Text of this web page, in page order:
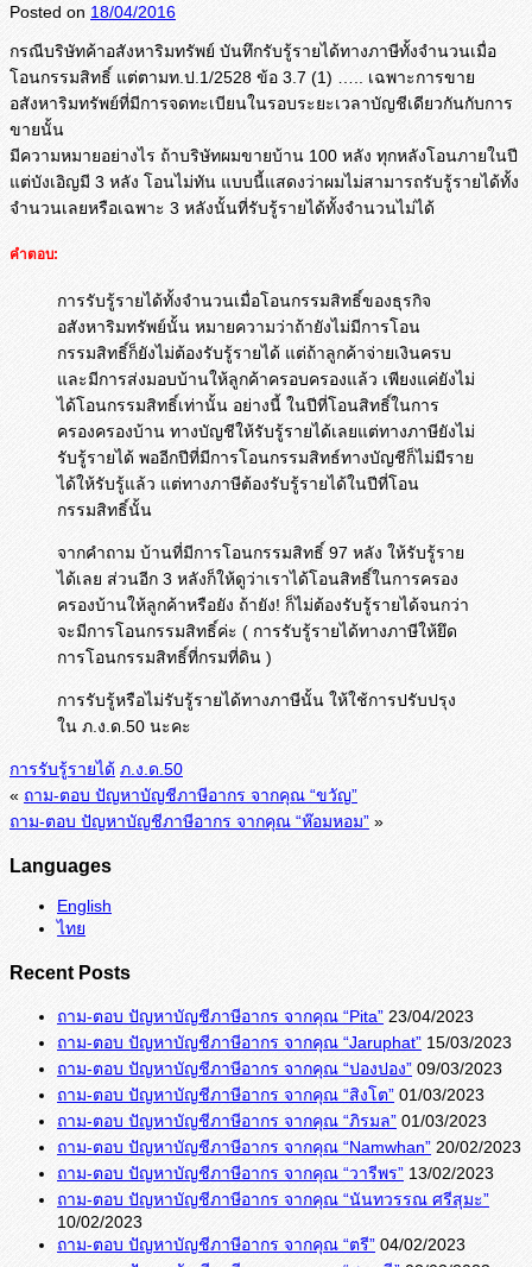
Posted on 18/04/2016
กรณีบริษัทค้าอสังหาริมทรัพย์ บันทึกรับรู้รายได้ทางภาษีทั้งจำนวนเมื่อ
โอนกรรมสิทธิ์ แต่ตามท.ป.1/2528 ข้อ 3.7 (1) ….. เฉพาะการขาย
อสังหาริมทรัพย์ที่มีการจดทะเบียนในรอบระยะเวลาบัญชีเดียวกันกับการ
ขายนั้น
มีความหมายอย่างไร ถ้าบริษัทผมขายบ้าน 100 หลัง ทุกหลังโอนภายในปี
แต่บังเอิญมี 3 หลัง โอนไม่ทัน แบบนี้แสดงว่าผมไม่สามารถรับรู้รายได้ทั้ง
จำนวนเลยหรือเฉพาะ 3 หลังนั้นที่รับรู้รายได้ทั้งจำนวนไม่ได้
คำตอบ:
การรับรู้รายได้ทั้งจำนวนเมื่อโอนกรรมสิทธิ์ของธุรกิจ
อสังหาริมทรัพย์นั้น หมายความว่าถ้ายังไม่มีการโอน
กรรมสิทธิ์ก็ยังไม่ต้องรับรู้รายได้ แต่ถ้าลูกค้าจ่ายเงินครบ
และมีการส่งมอบบ้านให้ลูกค้าครอบครองแล้ว เพียงแค่ยังไม่
ได้โอนกรรมสิทธิ์เท่านั้น อย่างนี้ ในปีที่โอนสิทธิ์ในการ
ครองครองบ้าน ทางบัญชีให้รับรู้รายได้เลยแต่ทางภาษียังไม่
รับรู้รายได้ พออีกปีที่มีการโอนกรรมสิทธ์ทางบัญชีก็ไม่มีราย
ได้ให้รับรู้แล้ว แต่ทางภาษีต้องรับรู้รายได้ในปีที่โอน
กรรมสิทธิ์นั้น
จากคำถาม บ้านที่มีการโอนกรรมสิทธิ์ 97 หลัง ให้รับรู้ราย
ได้เลย ส่วนอีก 3 หลังก็ให้ดูว่าเราได้โอนสิทธิ์ในการครอง
ครองบ้านให้ลูกค้าหรือยัง ถ้ายัง! ก็ไม่ต้องรับรู้รายได้จนกว่า
จะมีการโอนกรรมสิทธิ์ค่ะ ( การรับรู้รายได้ทางภาษีให้ยึด
การโอนกรรมสิทธิ์ที่กรมที่ดิน )
การรับรู้หรือไม่รับรู้รายได้ทางภาษีนั้น ให้ใช้การปรับปรุง
ใน ภ.ง.ด.50 นะคะ
การรับรู้รายได้ ภ.ง.ด.50
« ถาม-ตอบ ปัญหาบัญชีภาษีอากร จากคุณ “ขวัญ”
ถาม-ตอบ ปัญหาบัญชีภาษีอากร จากคุณ “ห๊อมหอม” »
Languages
English
ไทย
Recent Posts
ถาม-ตอบ ปัญหาบัญชีภาษีอากร จากคุณ “Pita” 23/04/2023
ถาม-ตอบ ปัญหาบัญชีภาษีอากร จากคุณ “Jaruphat” 15/03/2023
ถาม-ตอบ ปัญหาบัญชีภาษีอากร จากคุณ “ปองปอง” 09/03/2023
ถาม-ตอบ ปัญหาบัญชีภาษีอากร จากคุณ “สิงโต” 01/03/2023
ถาม-ตอบ ปัญหาบัญชีภาษีอากร จากคุณ “ภิรมล” 01/03/2023
ถาม-ตอบ ปัญหาบัญชีภาษีอากร จากคุณ “Namwhan” 20/02/2023
ถาม-ตอบ ปัญหาบัญชีภาษีอากร จากคุณ “วารีพร” 13/02/2023
ถาม-ตอบ ปัญหาบัญชีภาษีอากร จากคุณ “นันทวรรณ ศรีสุมะ”
10/02/2023
ถาม-ตอบ ปัญหาบัญชีภาษีอากร จากคุณ “ตรี” 04/02/2023